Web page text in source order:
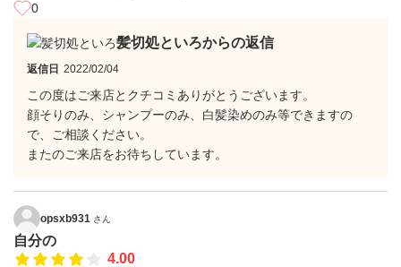
0
髪切処といろからの返信
返信日 2022/02/04
この度はご来店とクチコミありがとうございます。
顔そりのみ、シャンプーのみ、白髪染めのみ等できますの
で、ご相談ください。
またのご来店をお待ちしています。
opsxb931 さん
自分の
4.00